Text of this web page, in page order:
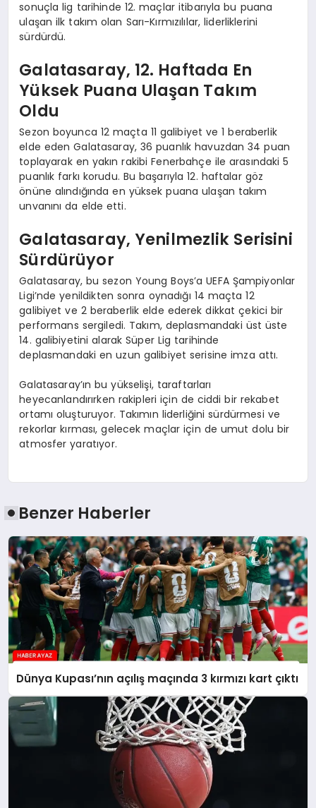
sonuçla lig tarihinde 12. maçlar itibarıyla bu puana
ulaşan ilk takım olan Sarı-Kırmızılılar, liderliklerini
sürdürdü.
Galatasaray, 12. Haftada En
Yüksek Puana Ulaşan Takım
Oldu
Sezon boyunca 12 maçta 11 galibiyet ve 1 beraberlik
elde eden Galatasaray, 36 puanlık havuzdan 34 puan
toplayarak en yakın rakibi Fenerbahçe ile arasındaki 5
puanlık farkı korudu. Bu başarıyla 12. haftalar göz
önüne alındığında en yüksek puana ulaşan takım
unvanını da elde etti.
Galatasaray, Yenilmezlik Serisini
Sürdürüyor
Galatasaray, bu sezon Young Boys’a UEFA Şampiyonlar
Ligi’nde yenildikten sonra oynadığı 14 maçta 12
galibiyet ve 2 beraberlik elde ederek dikkat çekici bir
performans sergiledi. Takım, deplasmandaki üst üste
14. galibiyetini alarak Süper Lig tarihinde
deplasmandaki en uzun galibiyet serisine imza attı.
Galatasaray’ın bu yükselişi, taraftarları
heyecanlandırırken rakipleri için de ciddi bir rekabet
ortamı oluşturuyor. Takımın liderliğini sürdürmesi ve
rekorlar kırması, gelecek maçlar için de umut dolu bir
atmosfer yaratıyor.
Benzer Haberler
Dünya Kupası’nın açılış maçında 3 kırmızı kart çıktı